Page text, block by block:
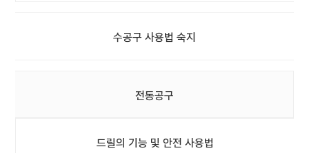
수공구 사용법 숙지
전동공구
드릴의 기능 및 안전 사용법